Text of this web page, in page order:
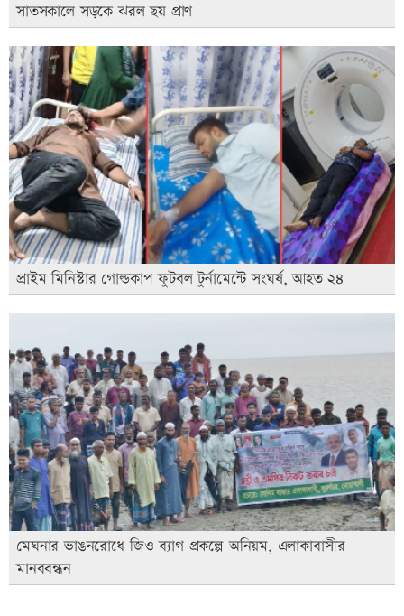
সাতসকালে সড়কে ঝরল ছয় প্রাণ
প্রাইম মিনিস্টার গোল্ডকাপ ফুটবল টুর্নামেন্টে সংঘর্ষ, আহত ২৪
মেঘনার ভাঙনরোধে জিও ব্যাগ প্রকল্পে অনিয়ম, এলাকাবাসীর
মানববন্ধন